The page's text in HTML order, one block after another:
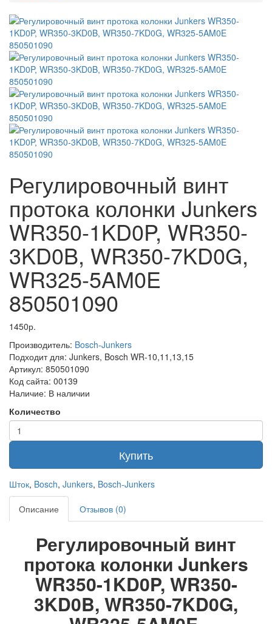
Регулировочный винт
протока колонки Junkers
WR350-1KD0P, WR350-
3KD0B, WR350-7KD0G,
WR325-5AM0E
850501090
1450р.
Производитель: Bosch-Junkers
Подходит для: Junkers, Bosch WR-10,11,13,15
Артикул: 850501090
Код сайта: 00139
Наличие: В наличии
Количество
Купить
Шток, Bosch, Junkers, Bosch-Junkers
Описание Отзывов (0)
Регулировочный винт
протока колонки Junkers
WR350-1KD0P, WR350-
3KD0B, WR350-7KD0G,